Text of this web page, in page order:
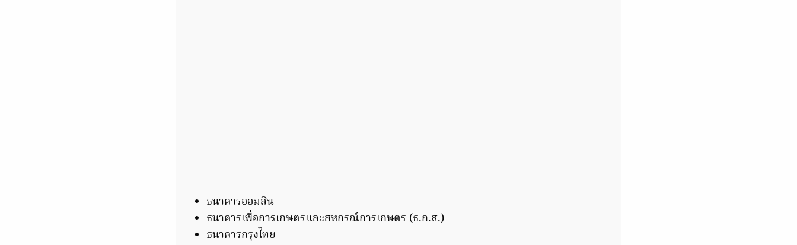
ธนาคารออมสิน
ธนาคารเพื่อการเกษตรและสหกรณ์การเกษตร (ธ.ก.ส.)
ธนาคารกรุงไทย